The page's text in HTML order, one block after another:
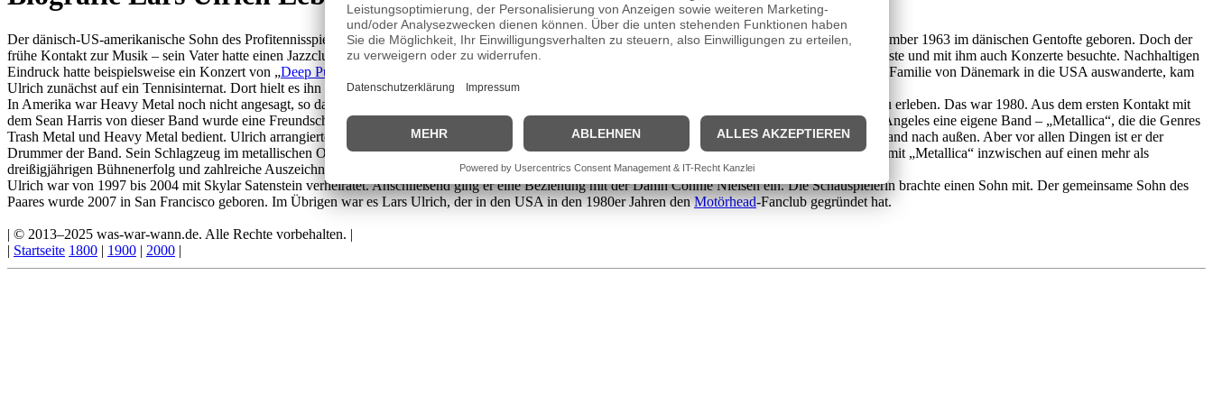
Der dänisch-US-amerikanische Sohn des Profitennisspielers Torben Ulrich, der ursprünglich wie sein Vater Tennisprofi werden wollte, wurde am 26. Dezember 1963 im dänischen Gentofte geboren. Doch der
frühe Kontakt zur Musik – sein Vater hatte einen Jazzclub – brachte den jungen Lars Ulrich auf einen ganz anderen Weg, zumal er viel mit seinem Vater reiste und mit ihm auch Konzerte besuchte. Nachhaltigen
Eindruck hatte beispielsweise ein Konzert von „Deep Purple
“ hinterlassen, das er 1973 erlebte. Drei Jahre später begann er, Schlagzeug zu spielen. Als die Familie von Dänemark in die USA auswanderte, kam
Ulrich zunächst auf ein Tennisinternat. Dort hielt es ihn nicht lange. Nach einem halben Jahr wurde die Musik erneut zum Mittelpunkt seines Lebens.
In Amerika war Heavy Metal noch nicht angesagt, so dass Ulrich einen Abstecher nach England machte, um dort ein Konzert von „Diamond Head“ live zu erleben. Das war 1980. Aus dem ersten Kontakt mit
dem Sean Harris von dieser Band wurde eine Freundschaft. In den USA gründete Ulrich dann1981zusammen mit dem Gitarristen James Hetfield in Los Angeles eine eigene Band – „Metallica“, die die Genres
Trash Metal und Heavy Metal bedient. Ulrich arrangierte, hatte die Ideen zu den Titeln und schrieb Texte. Im Laufe der Jahre wurde er zum Vertreter der Band nach außen. Aber vor allen Dingen ist er der
Drummer der Band. Sein Schlagzeug im metallischen Orange, wie es für Ulrich charakteristisch ist, ist seit 2008 ein Doublebass-Schlagzeug. Ulrich blickt mit „Metallica“ inzwischen auf einen mehr als
dreißigjährigen Bühnenerfolg und zahlreiche Auszeichnungen für Alben und Auftritte zurück.
Ulrich war von 1997 bis 2004 mit Skylar Satenstein verheiratet. Anschließend ging er eine Beziehung mit der Dänin Connie Nielsen ein. Die Schauspielerin brachte einen Sohn mit. Der gemeinsame Sohn des
Paares wurde 2007 in San Francisco geboren. Im Übrigen war es Lars Ulrich, der in den USA in den 1980er Jahren denMotörhead-Fanclub gegründet hat.
| © 2013–2025 was-war-wann.de. Alle Rechte vorbehalten. |
| Startseite 1800 | 1900 | 2000 |